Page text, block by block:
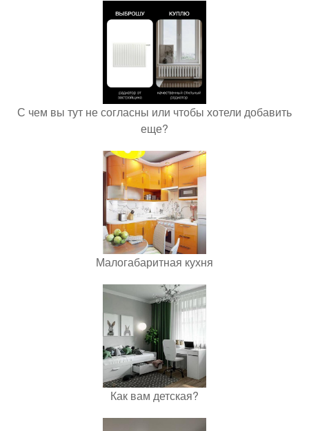
С чем вы тут не согласны или чтобы хотели добавить
еще?
Малогабаритная кухня
Как вам детская?